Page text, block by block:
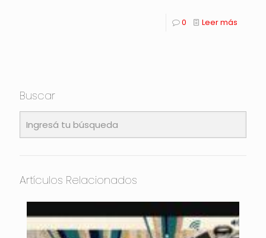
0 Leer más
Buscar
Artículos Relacionados